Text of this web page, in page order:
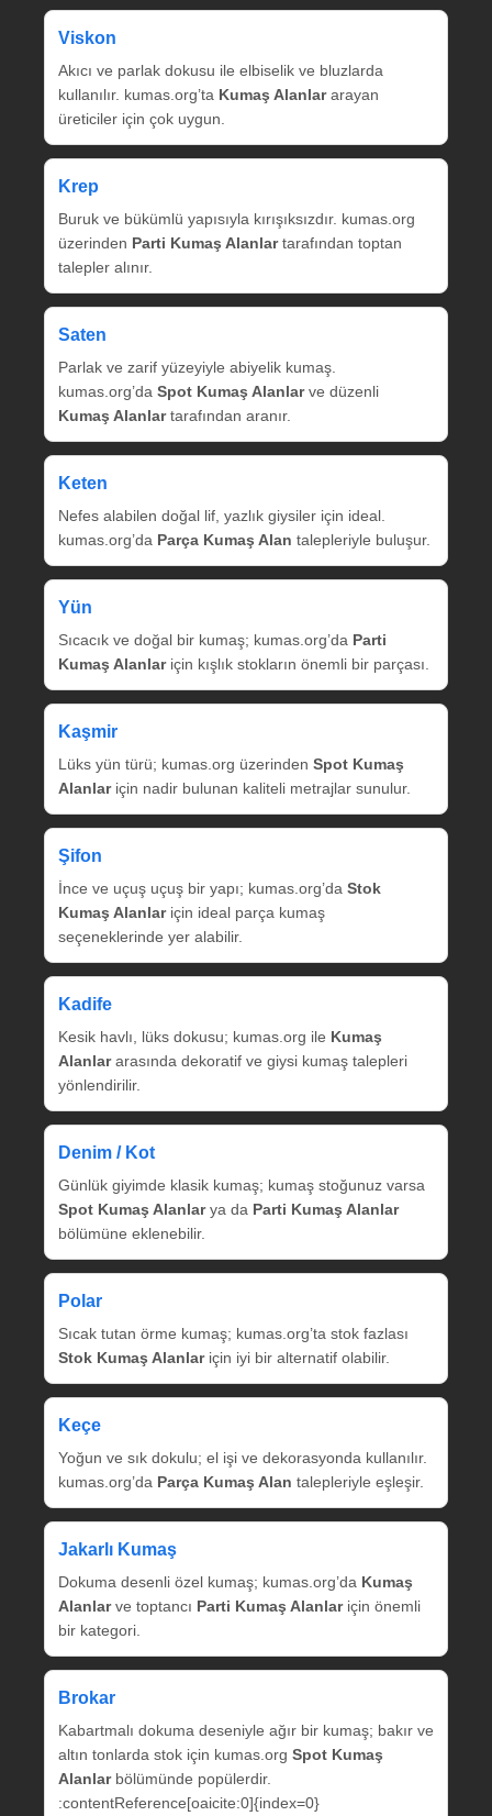
Viskon
Akıcı ve parlak dokusu ile elbiselik ve bluzlarda
kullanılır. kumas.org’ta Kumaş Alanlararayan
üreticiler için çok uygun.
Krep
Buruk ve bükümlü yapısıyla kırışıksızdır. kumas.org
üzerinden Parti Kumaş Alanlartarafından toptan
talepler alınır.
Saten
Parlak ve zarif yüzeyiyle abiyelik kumaş.
kumas.org’da Spot Kumaş Alanlarve düzenli
Kumaş Alanlartarafından aranır.
Keten
Nefes alabilen doğal lif, yazlık giysiler için ideal.
kumas.org’da Parça Kumaş Alan talepleriyle buluşur.
Yün
Sıcacık ve doğal bir kumaş; kumas.org’da Parti
Kumaş Alanlariçin kışlık stokların önemli bir parçası.
Kaşmir
Lüks yün türü; kumas.org üzerinden Spot Kumaş
Alanlariçin nadir bulunan kaliteli metrajlar sunulur.
Şifon
İnce ve uçuş uçuş bir yapı; kumas.org’da Stok
Kumaş Alanlariçin ideal parça kumaş
seçeneklerinde yer alabilir.
Kadife
Kesik havlı, lüks dokusu; kumas.org ile Kumaş
Alanlararasında dekoratif ve giysi kumaş talepleri
yönlendirilir.
Denim / Kot
Günlük giyimde klasik kumaş; kumaş stoğunuz varsa
Spot Kumaş Alanlarya da Parti Kumaş Alanlar
bölümüne eklenebilir.
Polar
Sıcak tutan örme kumaş; kumas.org’ta stok fazlası
Stok Kumaş Alanlariçin iyi bir alternatif olabilir.
Keçe
Yoğun ve sık dokulu; el işi ve dekorasyonda kullanılır.
kumas.org’da Parça Kumaş Alan talepleriyle eşleşir.
Jakarlı Kumaş
Dokuma desenli özel kumaş; kumas.org’da Kumaş
Alanlarve toptancı Parti Kumaş Alanlariçin önemli
bir kategori.
Brokar
Kabartmalı dokuma deseniyle ağır bir kumaş; bakır ve
altın tonlarda stok için kumas.org Spot Kumaş
Alanlarbölümünde popülerdir.
:contentReference[oaicite:0]{index=0}